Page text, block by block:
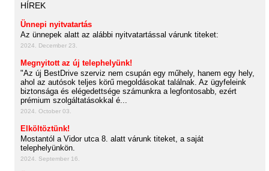
HÍREK
Ünnepi nyitvatartás
Az ünnepek alatt az alábbi nyitvatartással várunk titeket:
2024. December 23.
Megnyitott az új telephelyünk!
"Az új BestDrive szerviz nem csupán egy műhely, hanem egy hely,
ahol az autósok teljes körű megoldásokat találnak. Az ügyfeleink
biztonsága és elégedettsége számunkra a legfontosabb, ezért
prémium szolgáltatásokkal é...
2024. October 03.
Elköltöztünk!
Mostantól a Vidor utca 8. alatt várunk titeket, a saját
telephelyünkön.
2024. September 16.